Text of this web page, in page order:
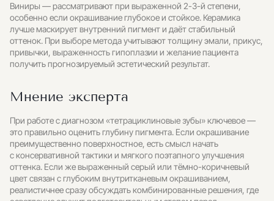
Виниры — рассматривают при выраженной 2-3-й степени,
особенно если окрашивание глубокое и стойкое. Керамика
лучше маскирует внутренний пигмент и даёт стабильный
оттенок. При выборе метода учитывают толщину эмали, прикус,
привычки, выраженность гипоплазии и желание пациента
получить прогнозируемый эстетический результат.
Мнение эксперта
При работе с диагнозом «тетрациклиновые зубы» ключевое —
это правильно оценить глубину пигмента. Если окрашивание
преимущественно поверхностное, есть смысл начать
с консервативной тактики и мягкого поэтапного улучшения
оттенка. Если же выраженный серый или тёмно-коричневый
цвет связан с глубоким внутритканевым окрашиванием,
реалистичнее сразу обсуждать комбинированные решения, где